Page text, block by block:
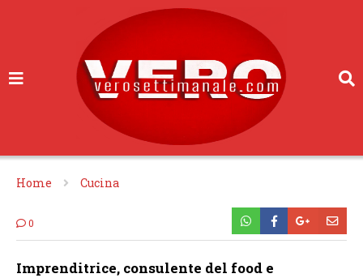
Home Cucina
0
Imprenditrice, consulente del food e